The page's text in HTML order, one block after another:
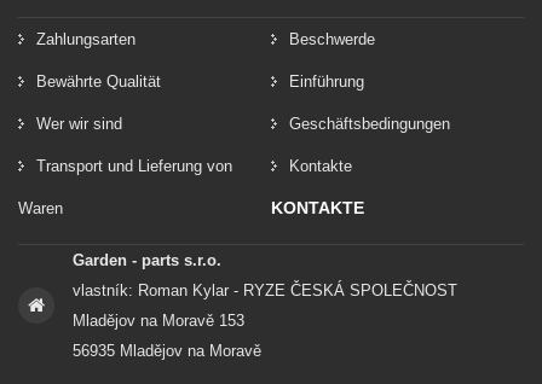
Zahlungsarten Beschwerde
Bewährte Qualität Einführung
Wer wir sind Geschäftsbedingungen
Transport und Lieferung von
Waren
Kontakte
KONTAKTE
Garden - parts s.r.o.
vlastník: Roman Kylar - RYZE ČESKÁ SPOLEČNOST
Mladějov na Moravě 153
56935 Mladějov na Moravě